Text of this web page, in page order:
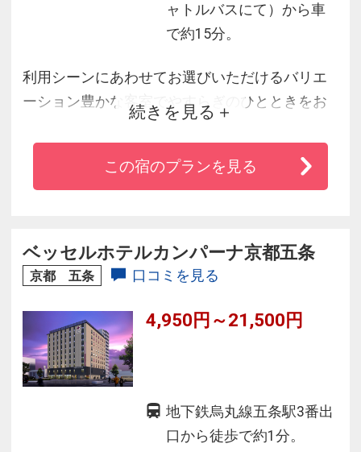
ャトルバスにて）から車
で約15分。
利用シーンにあわせてお選びいただけるバリエ
ーション豊かな客室でやすらぎのひとときをお
過ごしいただけます。
31階建ての本館とリゾート感溢れる南館、多様
なレストランや海上に建つホテルならではの高
続きを見る
この宿のプランを見る
ベッセルホテルカンパーナ京都五条
京都 五条 口コミを見る
4,950円～21,500円
地下鉄烏丸線五条駅3番出
口から徒歩で約1分。